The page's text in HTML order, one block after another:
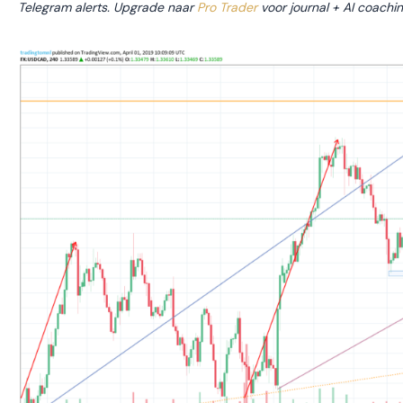
Telegram alerts. Upgrade naarPro Tradervoor journal + AI